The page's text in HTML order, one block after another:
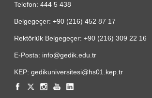
Telefon: 444 5 438
Belgegeçer: +90 (216) 452 87 17
Rektörlük Belgegeçer: +90 (216) 309 22 16
E-Posta: info@gedik.edu.tr
KEP: gedikuniversitesi@hs01.kep.tr